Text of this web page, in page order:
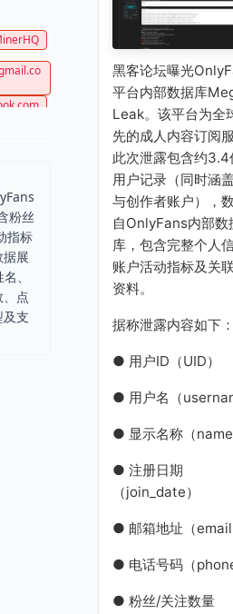
粉丝
指标
展
、
点
支
黑客论坛曝光
平台内部数据库
Leak。该平台为全
先的成人内容订阅
此次泄露包含约3.4
用户记录（同时涵
与创作者账户），
自OnlyFans内部数
库，包含完整个人
账户活动指标及关
资料。
据称泄露内容如下
● 用户ID（UID）
● 用户名（
● 显示名称（
● 注册日期
（join_date）
● 邮箱地址（
● 电话号码（
● 粉丝/关注数量